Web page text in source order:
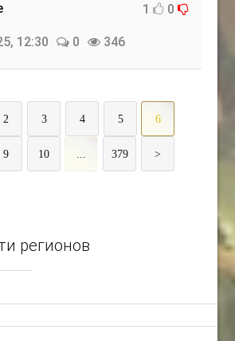
1 0
12:30 0 346
2 3 4 5 6
9 10 ... 379 >
регионов